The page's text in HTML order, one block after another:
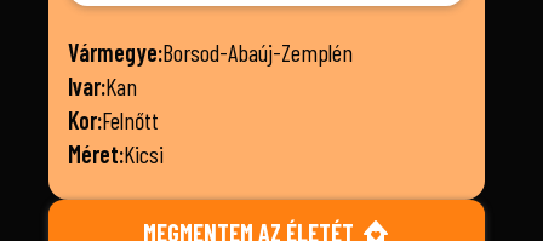
Vármegye:Borsod-Abaúj-Zemplén
Ivar:Kan
Kor:Felnőtt
Méret:Kicsi
MEGMENTEM AZ ÉLETÉT